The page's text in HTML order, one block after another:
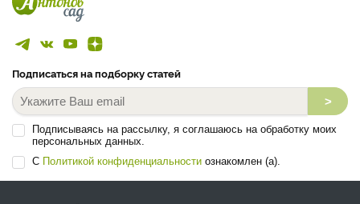
Подписаться на подборку статей
>
Подписываясь на рассылку, я соглашаюсь на обработку моих
персональных данных.
С Политикой конфиденциальности ознакомлен (а).